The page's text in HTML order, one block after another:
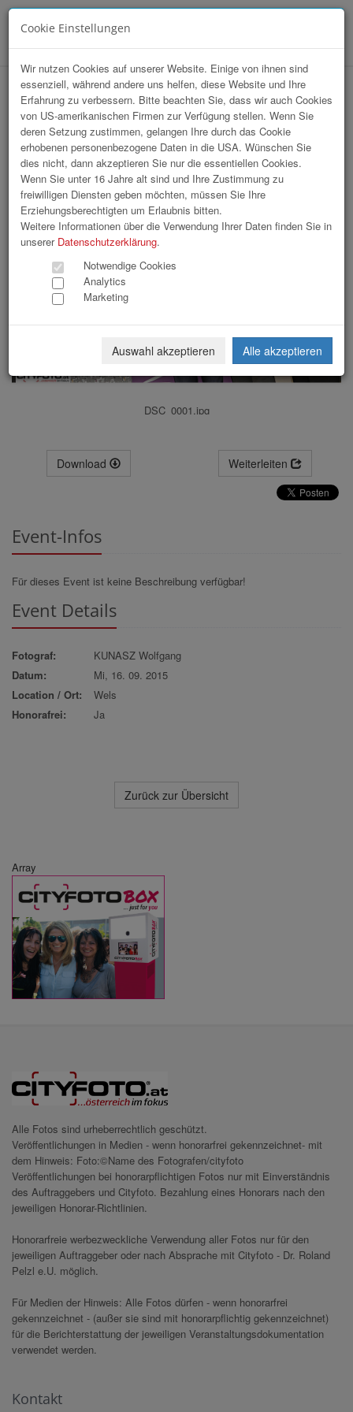
hr-lounge Mitte zu Gast bei MOLTE LUCE
in Wels
DSC_0001.jpg
Download Weiterleiten
Event-Infos
Für dieses Event ist keine Beschreibung verfügbar!
Event Details
Fotograf:
KUNASZ Wolfgang
Datum:
Mi, 16. 09. 2015
Location / Ort:
Wels
Honorafrei:
Ja
Zurück zur Übersicht
Array
Alle Fotos sind urheberrechtlich geschützt.
Veröffentlichungen in Medien - wenn honorarfrei gekennzeichnet- mit
dem Hinweis: Foto:©Name des Fotografen/cityfoto
Veröffentlichungen bei honorarpflichtigen Fotos nur mit Einverständnis
des Auftraggebers und Cityfoto. Bezahlung eines Honorars nach den
jeweiligen Honorar-Richtlinien.
Honorarfreie werbezweckliche Verwendung aller Fotos nur für den
jeweiligen Auftraggeber oder nach Absprache mit Cityfoto - Dr. Roland
Pelzl e.U. möglich.
Für Medien der Hinweis: Alle Fotos dürfen - wenn honorarfrei
gekennzeichnet - (außer sie sind mit honorarpflichtig gekennzeichnet)
für die Berichterstattung der jeweiligen Veranstaltungsdokumentation
verwendet werden.
Kontakt
Cookie Einstellungen
Wir nutzen Cookies auf unserer Website. Einige von ihnen sind
essenziell, während andere uns helfen, diese Website und Ihre
Erfahrung zu verbessern. Bitte beachten Sie, dass wir auch Cookies
von US-amerikanischen Firmen zur Verfügung stellen. Wenn Sie
deren Setzung zustimmen, gelangen Ihre durch das Cookie
erhobenen personenbezogene Daten in die USA. Wünschen Sie
dies nicht, dann akzeptieren Sie nur die essentiellen Cookies.
Wenn Sie unter 16 Jahre alt sind und Ihre Zustimmung zu
freiwilligen Diensten geben möchten, müssen Sie Ihre
Erziehungsberechtigten um Erlaubnis bitten.
Weitere Informationen über die Verwendung Ihrer Daten finden Sie in
unserer Datenschutzerklärung.
Notwendige Cookies
Analytics
Marketing
Auswahl akzeptieren Alle akzeptieren